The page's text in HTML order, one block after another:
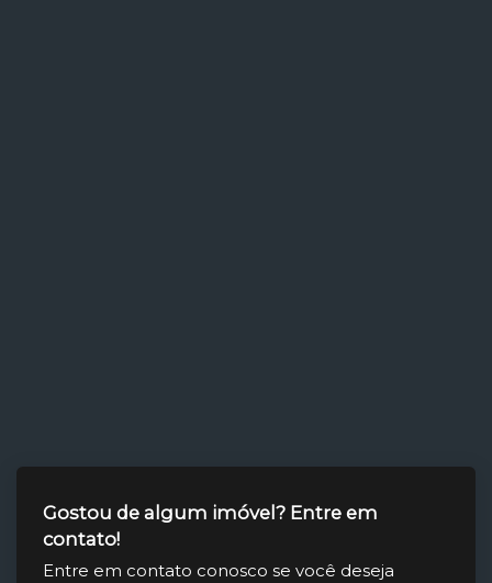
Gostou de algum imóvel? Entre em
contato!
Entre em contato conosco se você deseja